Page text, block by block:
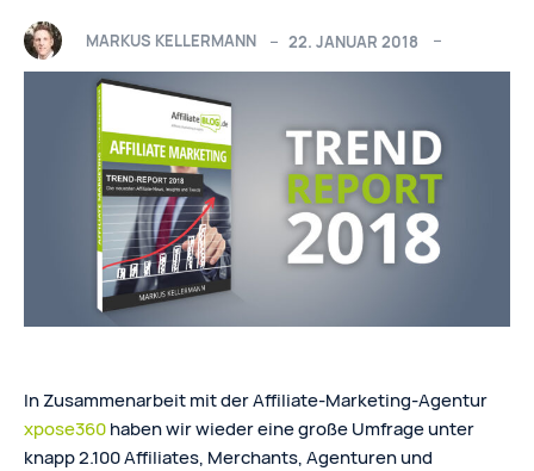
MARKUS KELLERMANN 22. JANUAR 2018
In Zusammenarbeit mit der Affiliate-Marketing-Agentur
xpose360haben wir wieder eine große Umfrage unter
knapp 2.100 Affiliates, Merchants, Agenturen und